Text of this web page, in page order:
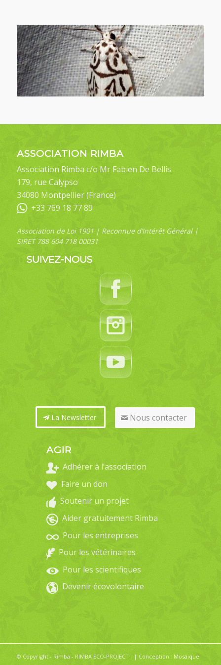
ASSOCIATION RIMBA
Association Rimba c/o Mr Fabien De Bellis
179, rue Calypso
34080 Montpellier (France)
+33 769 18 77 89
Association de Loi 1901 | Reconnue d’Intérêt Général |
SIRET 788 604 718 00031
SUIVEZ-NOUS
La Newsletter Nous contacter
AGIR
Adhérer à l’association
Faire un don
Soutenir un projet
Aider gratuitement Rimba
Pour les entreprises
Pour les vétérinaires
Pour les scientifiques
Devenir écovolontaire
© Copyright - Rimba - RIMBA ECO-PROJECT || Conception : Mosaïque